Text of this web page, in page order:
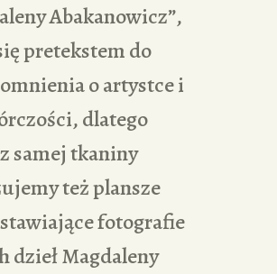
Abakanowicz”,
pretekstem do
o artystce i
dlatego
samej tkaniny
też plansze
fotografie
dzieł Magdaleny